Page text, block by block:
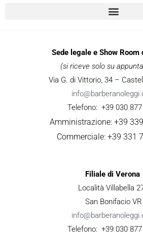
Sede legale e Show Room
(si riceve solo su
Via G. di Vittorio, 34 –
Telefono: +39 030
Amministrazione: +39
Commerciale: +39 331
Filiale di Verona
Località Villabella
San Bonifacio VR
Telefono: +39 030